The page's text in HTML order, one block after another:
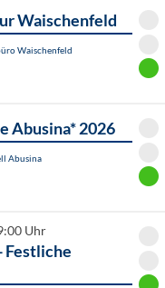
Waischenfeld
Waischenfeld
Abusina* 2026
Abusina
Uhr
Festliche